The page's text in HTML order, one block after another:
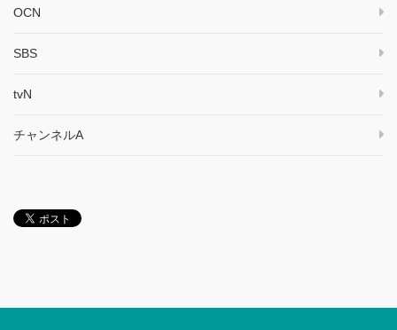
OCN
SBS
tvN
チャンネルA